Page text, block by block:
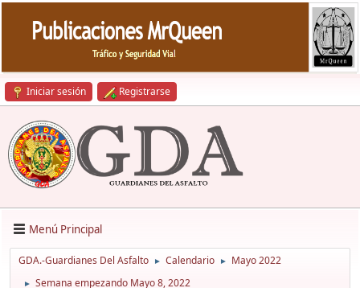
Iniciar sesión Registrarse
Menú Principal
GDA.-Guardianes Del Asfalto ► Calendario ► Mayo 2022
► Semana empezando Mayo 8, 2022